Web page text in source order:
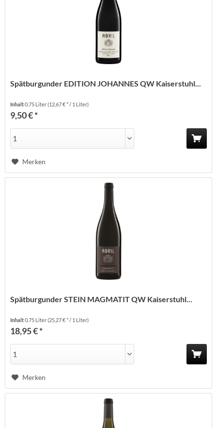
Spätburgunder EDITION JOHANNES QW Kaiserstuhl...
Inhalt0.75 Liter(12,67 € * / 1 Liter)
9,50 € *
Merken
Spätburgunder STEIN MAGMATIT QW Kaiserstuhl...
Inhalt0.75 Liter(25,27 € * / 1 Liter)
18,95 € *
Merken